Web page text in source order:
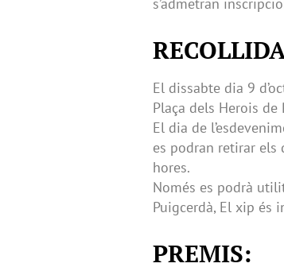
El dissabte dia 9
Plaça dels Herois
El dia de
es podran retirar
hores.
Només es podrà
Puigcerdà, El xip és
PREMIS: